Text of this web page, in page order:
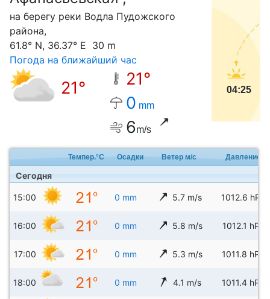
на берегу реки Водла Пудожского
района,
61.8° N, 36.37° E 30 m
Погода на ближайший час
21°
21°
0 mm
6m/s
04:25
Темпер.°C Осадки Ветер м/с Давление
Сегодня
15:00 0 mm 5.7 m/s 1012.6 hPa
16:00 0 mm 5.8 m/s 1012.1 hPa
17:00 0 mm 5.3 m/s 1011.8 hPa
18:00 0 mm 4.1 m/s 1011.4 hPa